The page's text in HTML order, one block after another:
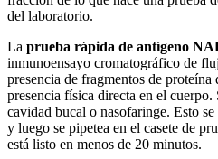
del laboratorio.
La prueba rápida de antígeno
inmunoensayo cromatográfico de
presencia de fragmentos de
presencia física directa en el
cavidad bucal o nasofaringe. Esto
y luego se pipetea en el casete de
está listo en menos de 20 minutos.